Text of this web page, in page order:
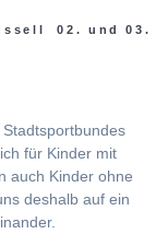
02. und 03.
für Kinder mit
auch Kinder ohne
deshalb auf ein